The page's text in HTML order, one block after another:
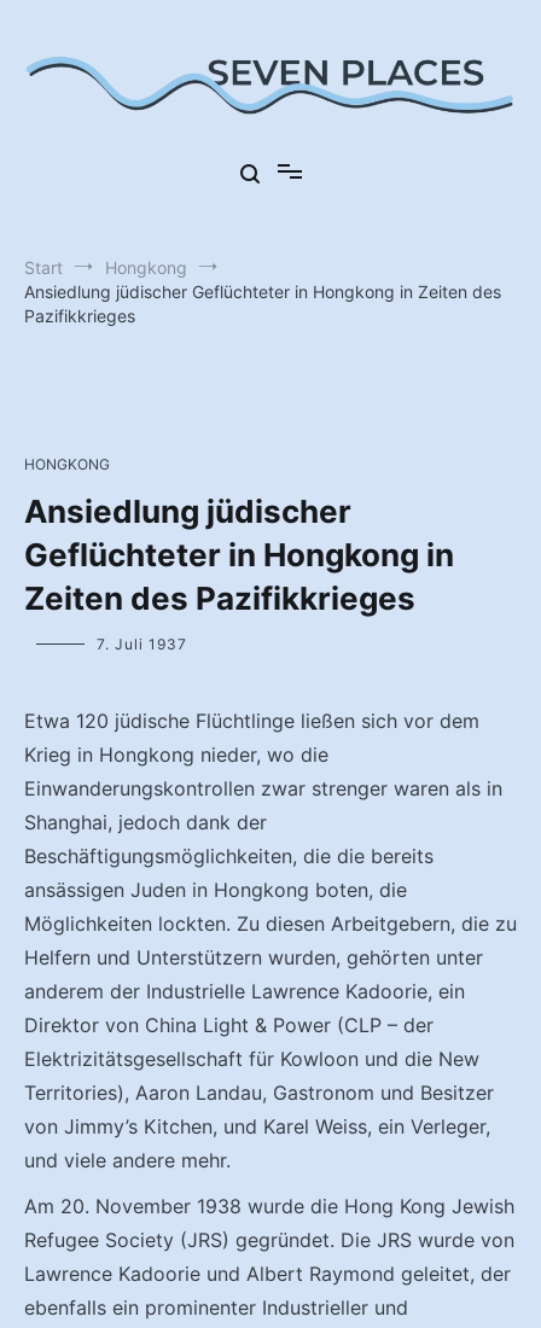
springen
Start
Hongkong
Ansiedlung jüdischer Geflüchteter in Hongkong in Zeiten des
Pazifikkrieges
HONGKONG
Ansiedlung jüdischer
Geflüchteter in Hongkong in
Zeiten des Pazifikkrieges
7. Juli 1937
Etwa 120 jüdische Flüchtlinge ließen sich vor dem
Krieg in Hongkong nieder, wo die
Einwanderungskontrollen zwar strenger waren als in
Shanghai, jedoch dank der
Beschäftigungsmöglichkeiten, die die bereits
ansässigen Juden in Hongkong boten, die
Möglichkeiten lockten. Zu diesen Arbeitgebern, die zu
Helfern und Unterstützern wurden, gehörten unter
anderem der Industrielle Lawrence Kadoorie, ein
Direktor von China Light & Power (CLP – der
Elektrizitätsgesellschaft für Kowloon und die New
Territories), Aaron Landau, Gastronom und Besitzer
von Jimmy’s Kitchen, und Karel Weiss, ein Verleger,
und viele andere mehr.
Am 20. November 1938 wurde die Hong Kong Jewish
Refugee Society (JRS) gegründet. Die JRS wurde von
Lawrence Kadoorie und Albert Raymond geleitet, der
ebenfalls ein prominenter Industrieller und